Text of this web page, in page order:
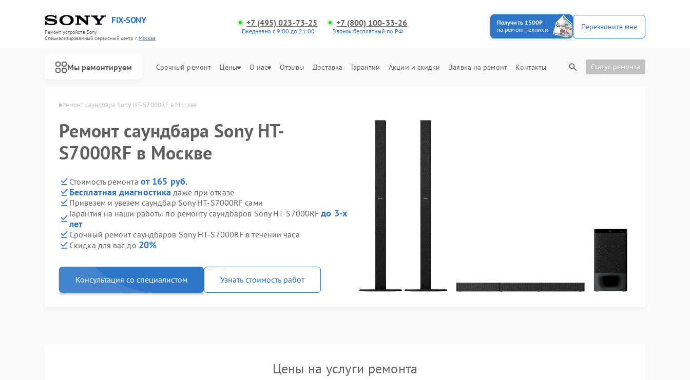
FIX-SONY
Ремонт устройств Sony
Специализированный cервисный центр г.Москва
+7 (495) 023-73-25
Ежедневно с 9:00 до 21:00
+7 (800) 100-33-26
Звонок бесплатный по РФ
Получить 1500₽
на ремонт техники
Перезвоните мне
Мы ремонтируем Срочный ремонт Цены О нас Отзывы Доставка Гарантии Акции и скидки Заявка на ремонт Контакты Статус ремонта
Ремонт саундбара Sony HT-S7000RF в Москве
Ремонт саундбара Sony HT-
S7000RF в Москве
Стоимость ремонта от 165 руб.
Бесплатная диагностика даже при отказе
Привезем и увезем саундбар Sony HT-S7000RF сами
Гарантия на наши работы по ремонту саундбаров Sony HT-S7000RFдо 3-х
лет
Срочный ремонт саундбаров Sony HT-S7000RF в течении часа
Скидка для вас до 20%
Консультация со специалистом Узнать стоимость работ
Цены на услуги ремонта